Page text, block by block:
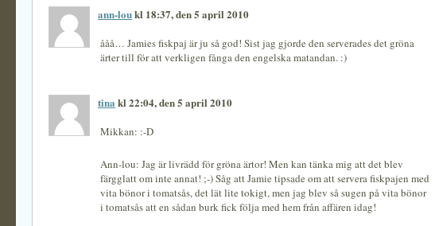
ann-loukl 18:37, den 5 april 2010
ååå… Jamies fiskpaj är ju så god! Sist jag gjorde den serverades det gröna
ärter till för att verkligen fånga den engelska matandan. :)
tina kl 22:04, den 5 april 2010
Mikkan: :-D
Ann-lou: Jag är livrädd för gröna ärtor! Men kan tänka mig att det blev
färgglatt om inte annat! ;-) Såg att Jamie tipsade om att servera fiskpajen med
vita bönor i tomatsås, det lät lite tokigt, men jag blev så sugen på vita bönor
i tomatsås att en sådan burk fick följa med hem från affären idag!